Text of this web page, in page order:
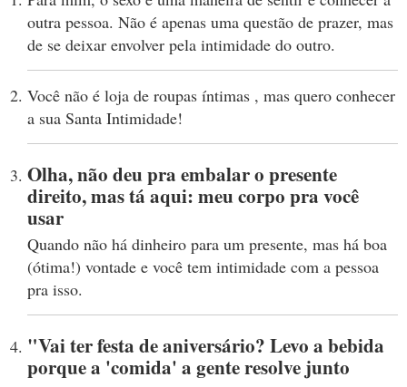
outra pessoa. Não é apenas uma questão de prazer, mas
de se deixar envolver pela intimidade do outro.
Você não é loja de roupas íntimas , mas quero conhecer
a sua Santa Intimidade!
Olha, não deu pra embalar o presente
direito, mas tá aqui: meu corpo pra você
usar
Quando não há dinheiro para um presente, mas há boa
(ótima!) vontade e você tem intimidade com a pessoa
pra isso.
"Vai ter festa de aniversário? Levo a bebida
porque a 'comida' a gente resolve junto